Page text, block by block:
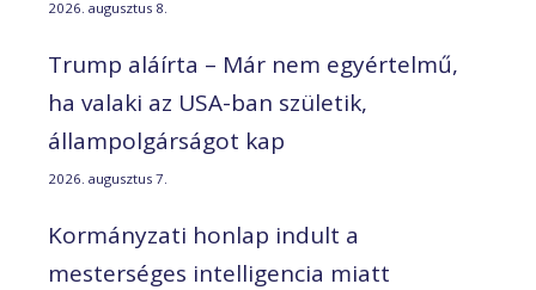
2026. augusztus 8.
Trump aláírta – Már nem egyértelmű,
ha valaki az USA-ban születik,
állampolgárságot kap
2026. augusztus 7.
Kormányzati honlap indult a
mesterséges intelligencia miatt